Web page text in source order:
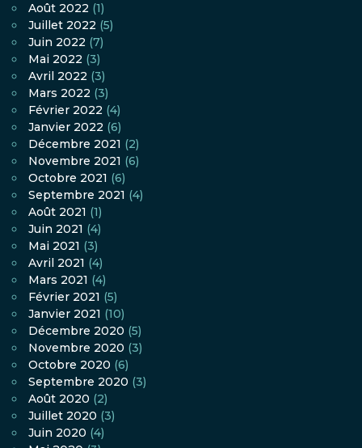
Août 2022 (1)
Juillet 2022 (5)
Juin 2022 (7)
Mai 2022 (3)
Avril 2022 (3)
Mars 2022 (3)
Février 2022 (4)
Janvier 2022 (6)
Décembre 2021 (2)
Novembre 2021 (6)
Octobre 2021 (6)
Septembre 2021 (4)
Août 2021 (1)
Juin 2021 (4)
Mai 2021 (3)
Avril 2021 (4)
Mars 2021 (4)
Février 2021 (5)
Janvier 2021 (10)
Décembre 2020 (5)
Novembre 2020 (3)
Octobre 2020 (6)
Septembre 2020 (3)
Août 2020 (2)
Juillet 2020 (3)
Juin 2020 (4)